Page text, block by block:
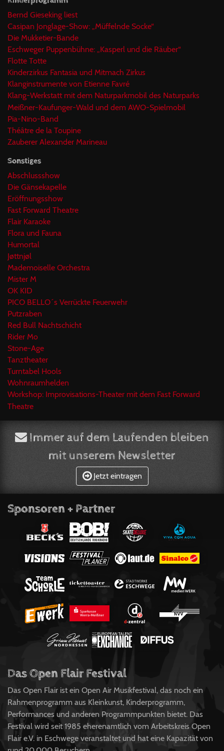
Bernd Gieseking liest
Casipan Jonglage-Show: „Müffelnde Socke“
Die Mukketier-Bande
Eschweger Puppenbühne: „Kasperl und die Räuber“
Flotte Totte
Kinderzirkus Fantasia und Mitmach Zirkus
Klanginstrumente von Etienne Favré
Klang-Werkstatt mit dem Naturparkmobil des Naturparks
Meißner-Kaufunger-Wald und dem AWO-Spielmobil
Pia-Nino-Band
Théâtre de la Toupine
Zauberer Alexander Marineau
Sonstiges
Abschlussshow
Die Gänsekapelle
Eröffnungsshow
Fast Forward Theatre
Flair Karaoke
Flora und Fauna
Humortal
Jøttnjøl
Mademoiselle Orchestra
Mister M
OK KID
PICO BELLO´s Verrückte Feuerwehr
Putzraben
Red Bull Nachtschicht
Rider Mo
Stone-Age
Tanztheater
Turntabel Hools
Wohnraumhelden
Workshop: Improvisations-Theater mit dem Fast Forward
Theatre
Immer auf dem Laufenden bleiben
mit unserem Newsletter
Jetzt eintragen
Sponsoren + Partner
Das Open Flair Festival
Das Open Flair ist ein Open Air Musikfestival, das noch ein
Rahmenprogramm aus Kleinkunst, Kinderprogramm,
Performances und anderen Programmpunkten bietet. Das
Festival wird seit 1985 eherenamtlich vom Arbeitskreis Open
Flair e.V. in Eschwege veranstaltet und hat eine Kapazität von